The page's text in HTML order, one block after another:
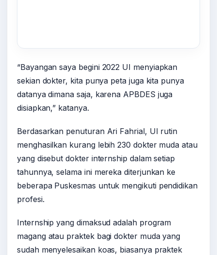
“Bayangan saya begini 2022 UI menyiapkan
sekian dokter, kita punya peta juga kita punya
datanya dimana saja, karena APBDES juga
disiapkan,” katanya.
Berdasarkan penuturan Ari Fahrial, UI rutin
menghasilkan kurang lebih 230 dokter muda atau
yang disebut dokter internship dalam setiap
tahunnya, selama ini mereka diterjunkan ke
beberapa Puskesmas untuk mengikuti pendidikan
profesi.
Internship yang dimaksud adalah program
magang atau praktek bagi dokter muda yang
sudah menyelesaikan koas, biasanya praktek